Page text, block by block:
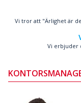
Vi tror att "Ärlighet är
Vi erbjuder